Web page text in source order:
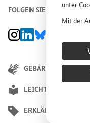
unter
Mit der
Dienstes
Diese
FOLGEN SIE UNS
BMZ Instagram-Kanal,
BMZ LinkedIn
BMZ Bluesky-
GEBÄRDENSPRACHE
LEICHTE SPRACHE
ERKLÄRUNG ZUR